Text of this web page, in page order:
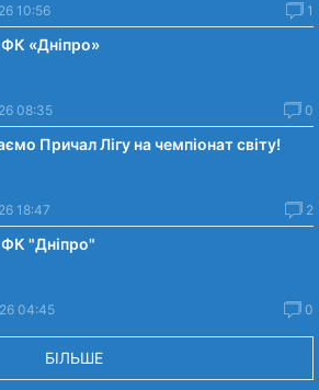
10:56 1
ФК «Дніпро»
08:35 0
Причал Лігу на чемпіонат світу!
18:47 2
ФК "Дніпро"
04:45 0
БІЛЬШЕ